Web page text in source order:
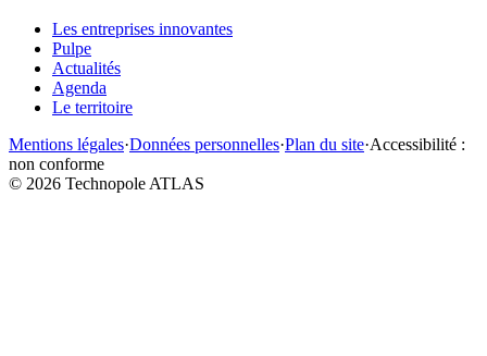
Les entreprises innovantes
Pulpe
Actualités
Agenda
Le territoire
Mentions légales·Données personnelles·Plan du site·Accessibilité :
non conforme
© 2026 Technopole ATLAS